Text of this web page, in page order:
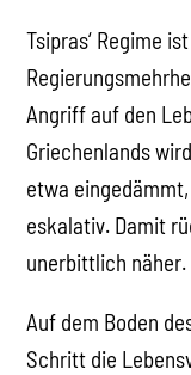
Tsipras‘ Regime
Angriff auf den
Griechenlands
etwa
eskalativ. Damit
unerbittlich näher.
Auf dem Boden
Schritt die